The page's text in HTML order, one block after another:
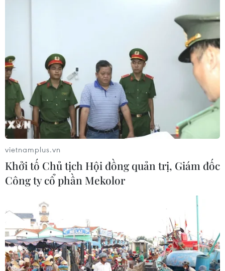
Ban Quản lý Vườn chim Bạc Liêu cho biết, từ đầu năm
2019 đến nay tại Vườn xuất hiện khoảng 200 cá thể cò
nhạn (hay còn gọi là cò ốc) quý hiếm nằm trong sách
Đỏ Việt Nam về cư trú.
vietnamplus.vn
Khởi tố Chủ tịch Hội đồng quản trị, Giám đốc
Công ty cổ phần Mekolor